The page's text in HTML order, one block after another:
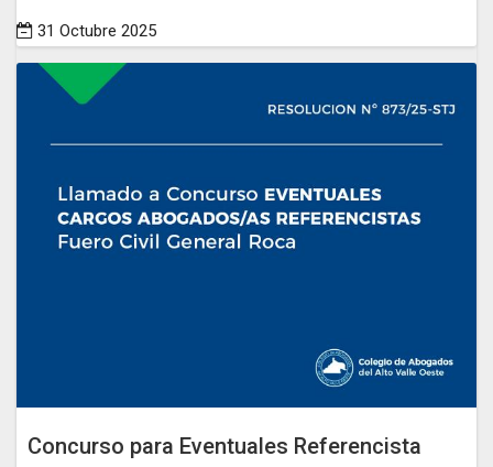
31 Octubre 2025
Concurso para Eventuales Referencista